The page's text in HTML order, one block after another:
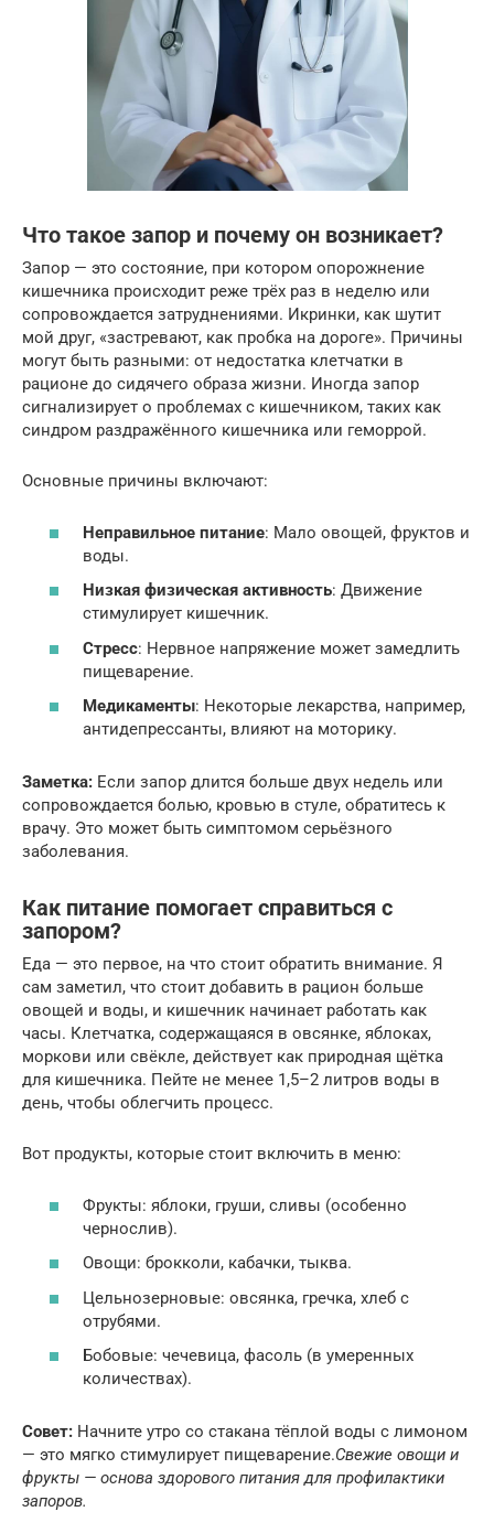
Что такое запор и почему он возникает?
Запор — это состояние, при котором опорожнение
кишечника происходит реже трёх раз в неделю или
сопровождается затруднениями. Икринки, как шутит
мой друг, «застревают, как пробка на дороге». Причины
могут быть разными: от недостатка клетчатки в
рационе до сидячего образа жизни. Иногда запор
сигнализирует о проблемах с кишечником, таких как
синдром раздражённого кишечника или геморрой.
Основные причины включают:
Неправильное питание: Мало овощей, фруктов и
воды.
Низкая физическая активность: Движение
стимулирует кишечник.
Стресс: Нервное напряжение может замедлить
пищеварение.
Медикаменты: Некоторые лекарства, например,
антидепрессанты, влияют на моторику.
Заметка: Если запор длится больше двух недель или
сопровождается болью, кровью в стуле, обратитесь к
врачу. Это может быть симптомом серьёзного
заболевания.
Как питание помогает справиться с
запором?
Еда — это первое, на что стоит обратить внимание. Я
сам заметил, что стоит добавить в рацион больше
овощей и воды, и кишечник начинает работать как
часы. Клетчатка, содержащаяся в овсянке, яблоках,
моркови или свёкле, действует как природная щётка
для кишечника. Пейте не менее 1,5–2 литров воды в
день, чтобы облегчить процесс.
Вот продукты, которые стоит включить в меню:
Фрукты: яблоки, груши, сливы (особенно
чернослив).
Овощи: брокколи, кабачки, тыква.
Цельнозерновые: овсянка, гречка, хлеб с
отрубями.
Бобовые: чечевица, фасоль (в умеренных
количествах).
Совет: Начните утро со стакана тёплой воды с лимоном
— это мягко стимулирует пищеварение.Свежие овощи и
фрукты — основа здорового питания для профилактики
запоров.